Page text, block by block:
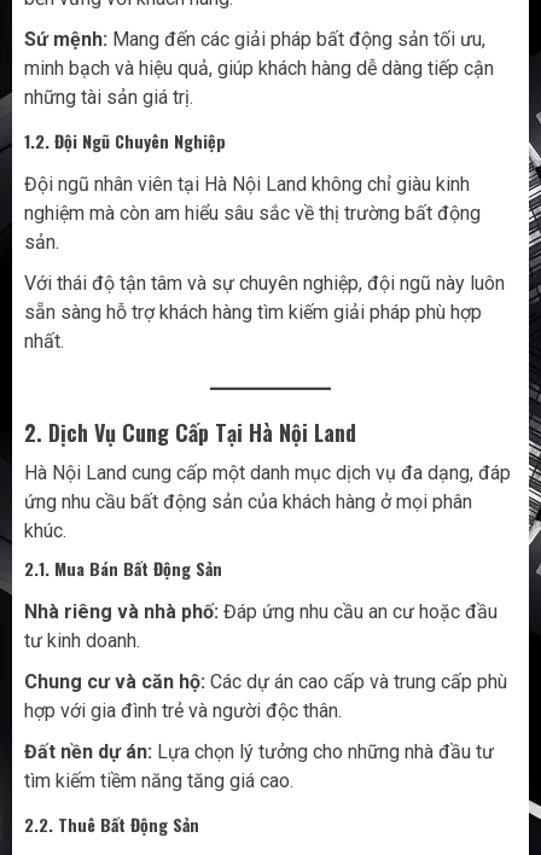
Sứ mệnh: Mang đến các giải pháp bất động sản tối ưu,
minh bạch và hiệu quả, giúp khách hàng dễ dàng tiếp cận
những tài sản giá trị.
1.2. Đội Ngũ Chuyên Nghiệp
Đội ngũ nhân viên tại Hà Nội Land không chỉ giàu kinh
nghiệm mà còn am hiểu sâu sắc về thị trường bất động
sản.
Với thái độ tận tâm và sự chuyên nghiệp, đội ngũ này luôn
sẵn sàng hỗ trợ khách hàng tìm kiếm giải pháp phù hợp
nhất.
2. Dịch Vụ Cung Cấp Tại Hà Nội Land
Hà Nội Land cung cấp một danh mục dịch vụ đa dạng, đáp
ứng nhu cầu bất động sản của khách hàng ở mọi phân
khúc.
2.1. Mua Bán Bất Động Sản
Nhà riêng và nhà phố: Đáp ứng nhu cầu an cư hoặc đầu
tư kinh doanh.
Chung cư và căn hộ: Các dự án cao cấp và trung cấp phù
hợp với gia đình trẻ và người độc thân.
Đất nền dự án: Lựa chọn lý tưởng cho những nhà đầu tư
tìm kiếm tiềm năng tăng giá cao.
2.2. Thuê Bất Động Sản